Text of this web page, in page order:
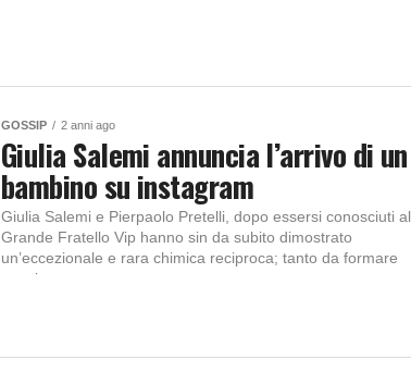
GOSSIP 2 anni ago
Giulia Salemi annuncia l’arrivo di un
bambino su instagram
Giulia Salemi e Pierpaolo Pretelli, dopo essersi conosciuti al
Grande Fratello Vip hanno sin da subito dimostrato
un’eccezionale e rara chimica reciproca; tanto da formare
coppia...